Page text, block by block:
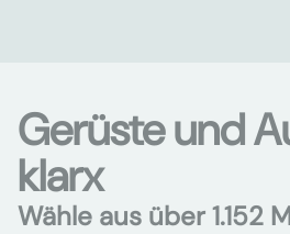
Gerüste und
klarx
Wähle aus über 1.152